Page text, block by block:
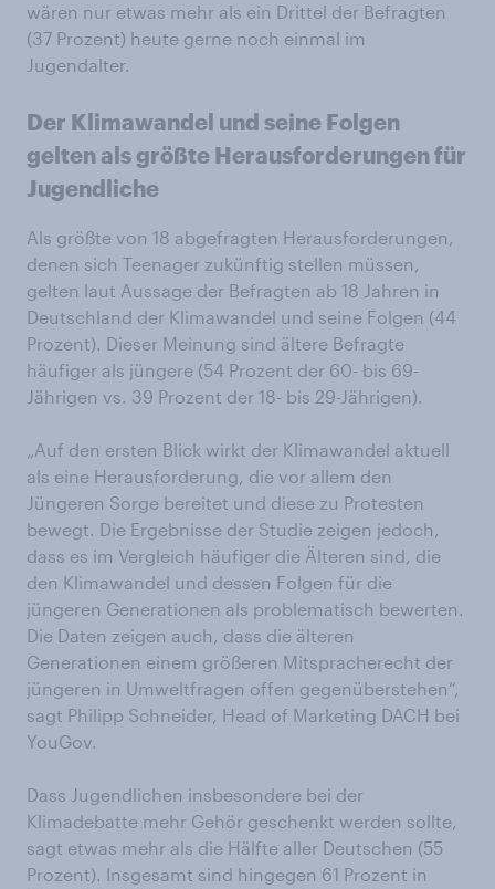
wären nur etwas mehr als ein Drittel der Befragten
(37 Prozent) heute gerne noch einmal im
Jugendalter.
Der Klimawandel und seine Folgen
gelten als größte Herausforderungen für
Jugendliche
Als größte von 18 abgefragten Herausforderungen,
denen sich Teenager zukünftig stellen müssen,
gelten laut Aussage der Befragten ab 18 Jahren in
Deutschland der Klimawandel und seine Folgen (44
Prozent). Dieser Meinung sind ältere Befragte
häufiger als jüngere (54 Prozent der 60- bis 69-
Jährigen vs. 39 Prozent der 18- bis 29-Jährigen).
„Auf den ersten Blick wirkt der Klimawandel aktuell
als eine Herausforderung, die vor allem den
Jüngeren Sorge bereitet und diese zu Protesten
bewegt. Die Ergebnisse der Studie zeigen jedoch,
dass es im Vergleich häufiger die Älteren sind, die
den Klimawandel und dessen Folgen für die
jüngeren Generationen als problematisch bewerten.
Die Daten zeigen auch, dass die älteren
Generationen einem größeren Mitspracherecht der
jüngeren in Umweltfragen offen gegenüberstehen“,
sagt Philipp Schneider, Head of Marketing DACH bei
YouGov.
Dass Jugendlichen insbesondere bei der
Klimadebatte mehr Gehör geschenkt werden sollte,
sagt etwas mehr als die Hälfte aller Deutschen (55
Prozent). Insgesamt sind hingegen 61 Prozent in